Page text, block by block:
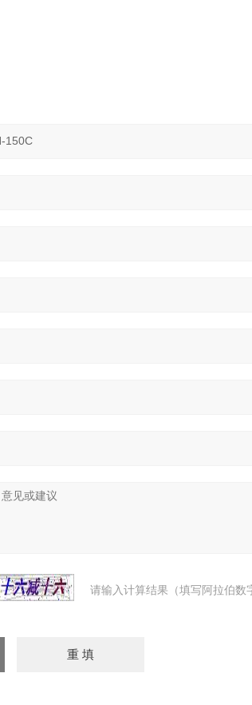
请输入计算结果（填写阿拉伯数